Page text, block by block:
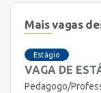
Mais vagas
Estágio
VAGA DE
Pedagogo/